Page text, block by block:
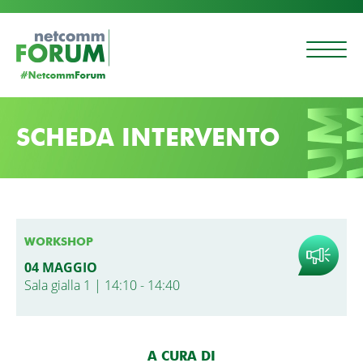
SCHEDA INTERVENTO
WORKSHOP
04 MAGGIO
Sala gialla 1 | 14:10 - 14:40
A CURA DI